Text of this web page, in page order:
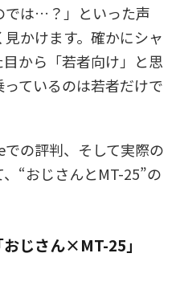
では…？」といった声
かけます。確かにシャ
から「若者向け」と思
ているのは若者だけで
の評判、そして実際の
“おじさんとMT-25”の
じさん×MT-25」